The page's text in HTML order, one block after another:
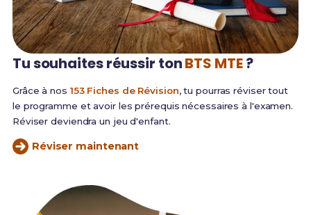
Tu souhaites réussir tonBTS MTE?
Grâce à nos 153 Fiches de Révision, tu pourras réviser tout
le programme et avoir les prérequis nécessaires à l'examen.
Réviser deviendra un jeu d'enfant.
Réviser maintenant